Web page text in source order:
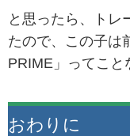
と思ったら、トレ
たので、この子は
PRIME」ってこと
おわりに